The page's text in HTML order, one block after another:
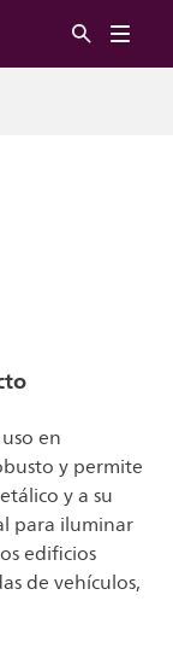
en
y permite
y a su
para iluminar
edificios
de vehículos,